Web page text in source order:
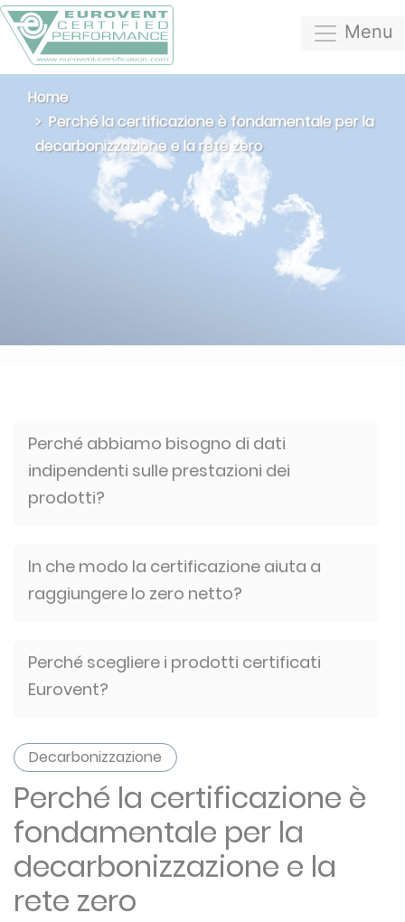
Menu
Home
Perché la certificazione è fondamentale per la
decarbonizzazione e la rete zero
Perché abbiamo bisogno di dati
indipendenti sulle prestazioni dei
prodotti?
In che modo la certificazione aiuta a
raggiungere lo zero netto?
Perché scegliere i prodotti certificati
Eurovent?
Decarbonizzazione
Perché la certificazione è
fondamentale per la
decarbonizzazione e la
rete zero